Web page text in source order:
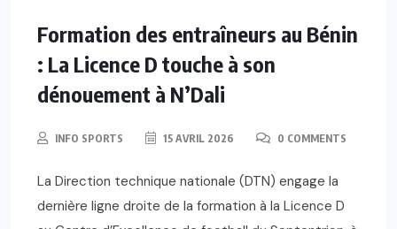
Formation des entraîneurs au Bénin
: La Licence D touche à son
dénouement à N’Dali
INFO SPORTS 15 AVRIL 2026 0 COMMENTS
La Direction technique nationale (DTN) engage la
dernière ligne droite de la formation à la Licence D